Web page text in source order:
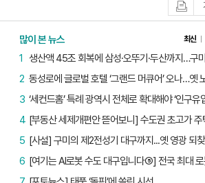
글자작게글자크
많이 본 뉴스 최신
1
2
‘세컨드홈’ 특례 광역시 전체로 확대해야 ‘인구유
3
4
[사설] 구미의 제2전성기 대구까지...옛 영광 되
5
6